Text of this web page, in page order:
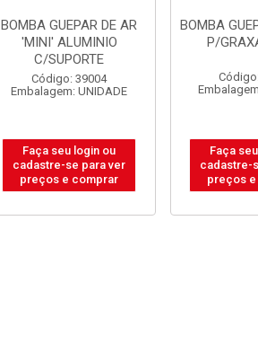
BOMBA GUEPAR DE AR
'MINI' ALUMINIO
C/SUPORTE
Código: 39004
Embalagem: UNIDADE
Faça seu login ou
cadastre-se para ver
preços e comprar
BOMBA
P/
Faça
cadastre-
preços